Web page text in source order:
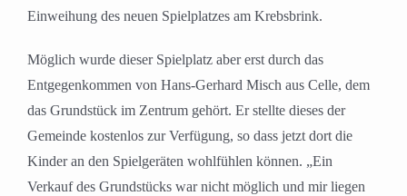
Einweihung des neuen Spielplatzes am Krebsbrink.
Möglich wurde dieser Spielplatz aber erst durch das
Entgegenkommen von Hans-Gerhard Misch aus Celle, dem
das Grundstück im Zentrum gehört. Er stellte dieses der
Gemeinde kostenlos zur Verfügung, so dass jetzt dort die
Kinder an den Spielgeräten wohlfühlen können. „Ein
Verkauf des Grundstücks war nicht möglich und mir liegen